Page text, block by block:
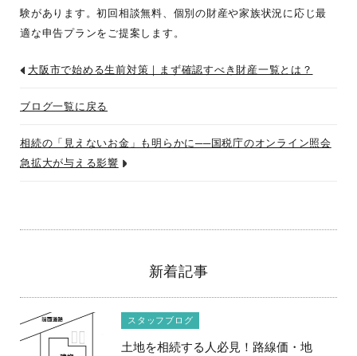
験があります。初回相談無料、個別の財産や家族状況に応じ最
適な申告プランをご提案します。
大阪市で始める生前対策｜まず確認すべき財産一覧とは？
ブログ一覧に戻る
相続の「見えないお金」も明らかに──国税庁のオンライン照会
急拡大が与える影響
新着記事
スタッフブログ
土地を相続する人必見！路線価・地